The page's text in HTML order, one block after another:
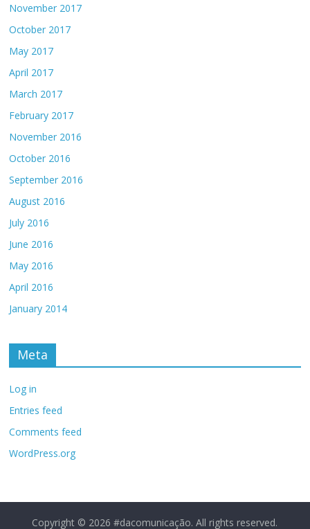
November 2017
October 2017
May 2017
April 2017
March 2017
February 2017
November 2016
October 2016
September 2016
August 2016
July 2016
June 2016
May 2016
April 2016
January 2014
Meta
Log in
Entries feed
Comments feed
WordPress.org
Copyright © 2026#dacomunicação. All rights reserved.